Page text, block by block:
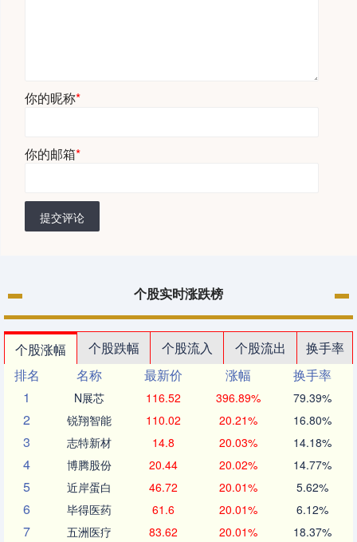
你的昵称*
你的邮箱*
提交评论
个股实时涨跌榜
个股涨幅 个股跌幅 个股流入 个股流出
换手率
排名
名称 最新价 涨幅
换手率
1
N展芯 116.52 396.89% 79.39%
2 锐翔智能 110.02 20.21% 16.80%
3 志特新材 14.8 20.03% 14.18%
4 博腾股份 20.44 20.02% 14.77%
5 近岸蛋白 46.72 20.01% 5.62%
6 毕得医药 61.6 20.01% 6.12%
7 五洲医疗 83.62 20.01% 18.37%